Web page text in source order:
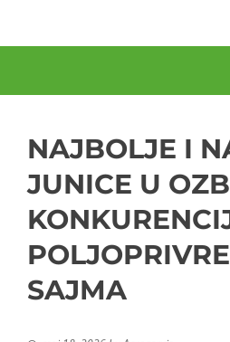
NAJBOLJE I
JUNICE U
SAJMA